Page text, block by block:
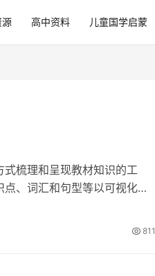
源 高中资料 儿童国学启蒙
梳理和呈现教材知识的工
、词汇和句型等以可视化的
811